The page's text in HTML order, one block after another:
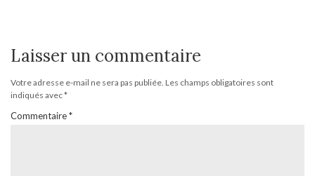
Laisser un commentaire
Votre adresse e-mail ne sera pas publiée. Les champs obligatoires sont
indiqués avec*
Commentaire*